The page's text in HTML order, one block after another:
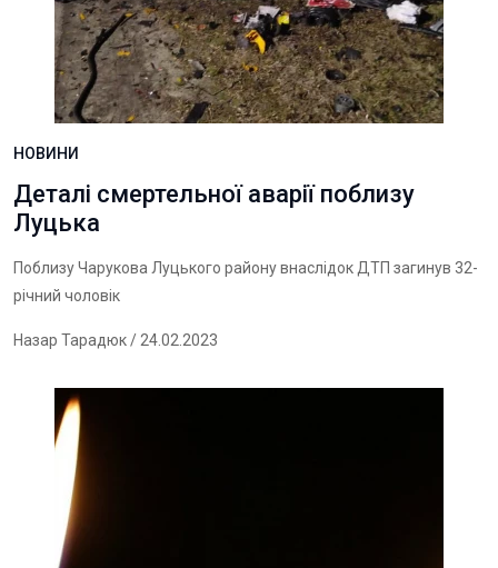
НОВИНИ
Деталі смертельної аварії поблизу
Луцька
Поблизу Чарукова Луцького району внаслідок ДТП загинув 32-
річний чоловік
Назар Тарадюк/ 24.02.2023